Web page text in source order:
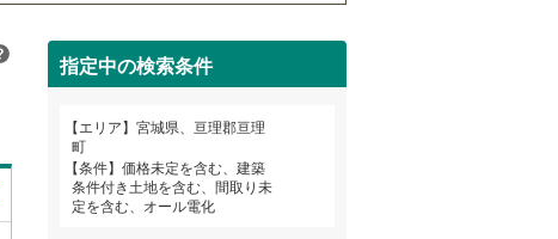
指定中の検索条件
エリア
宮城県、亘理郡亘理
町
条件
価格未定を含む、建築
条件付き土地を含む、間取り未
定を含む、オール電化
鹿児島 沖縄
亘理郡亘理町(4)
黒川郡大郷町 (
加美郡加美町(2)
住宅性能評価付き（3）